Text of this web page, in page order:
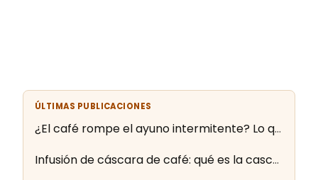
ÚLTIMAS PUBLICACIONES
¿El café rompe el ayuno intermitente? Lo que dice la evidencia
Infusión de cáscara de café: qué es la cascara y cómo se prepara